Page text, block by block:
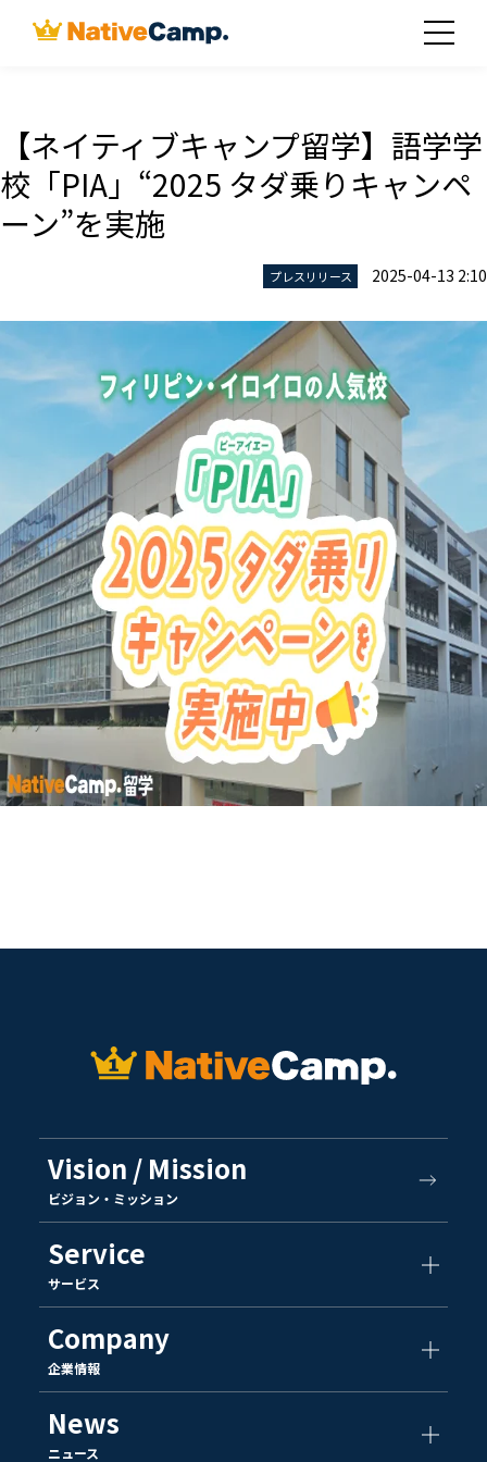
【ネイティブキャンプ留学】語学学
校「PIA」“2025 タダ乗りキャンペ
ーン”を実施
プレスリリース 2025-04-13 2:10
Vision / Mission
ビジョン・ミッション
Service
サービス
Company
企業情報
News
ニュース